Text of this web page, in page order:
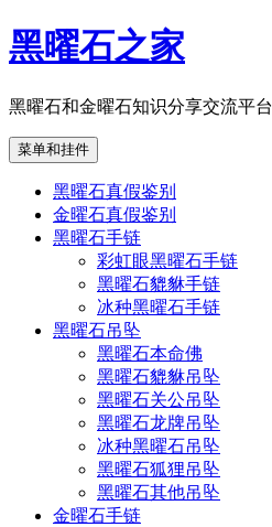
跳
至
容
黑曜石之家
黑曜石和金曜石知识分享交流平台
菜单和挂件
黑曜石真假鉴别
金曜石真假鉴别
黑曜石手链
彩虹眼黑曜石手链
黑曜石貔貅手链
冰种黑曜石手链
黑曜石吊坠
黑曜石本命佛
黑曜石貔貅吊坠
黑曜石关公吊坠
黑曜石龙牌吊坠
冰种黑曜石吊坠
黑曜石狐狸吊坠
黑曜石其他吊坠
金曜石手链